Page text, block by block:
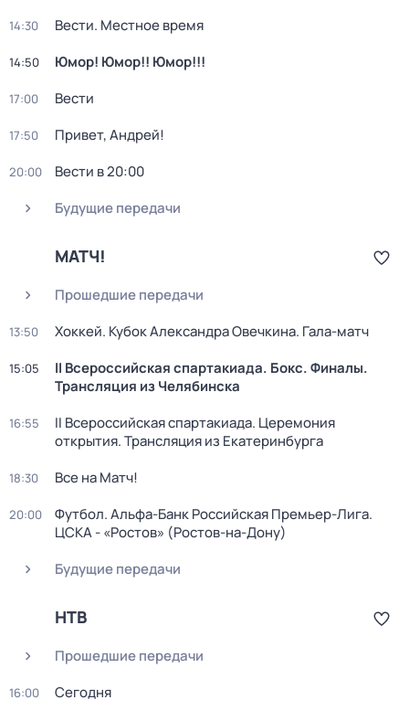
14:30 Вести. Местное время
14:50 Юмор! Юмор!! Юмор!!!
17:00 Вести
17:50 Привет, Андрей!
20:00
Вести в 20:00
Будущие передачи
МАТЧ!
Прошедшие передачи
13:50 Хоккей. Кубок Александра Овечкина. Гала-матч
15:05
II Всероссийская спартакиада. Бокс. Финалы.
Трансляция из Челябинска
16:55
II Всероссийская спартакиада. Церемония
открытия. Трансляция из Екатеринбурга
18:30 Все на Матч!
20:00
Футбол. Альфа-Банк Российская Премьер-Лига.
ЦСКА - «Ростов» (Ростов-на-Дону)
Будущие передачи
НТВ
Прошедшие передачи
16:00 Сегодня